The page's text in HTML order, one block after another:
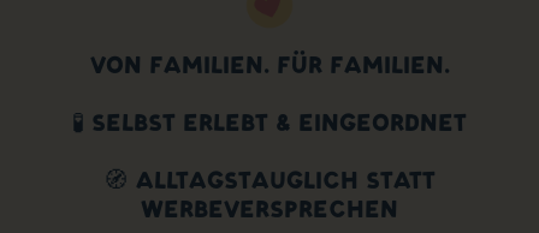
VON FAMILIEN. FÜR FAMILIEN.
🧪 SELBST ERLEBT & EINGEORDNET
🧭 ALLTAGSTAUGLICH STATT
WERBEVERSPRECHEN